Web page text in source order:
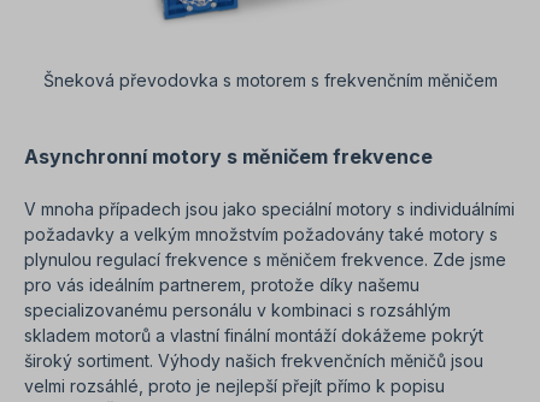
Šneková převodovka s motorem s frekvenčním měničem
Asynchronní motory s měničem frekvence
V mnoha případech jsou jako speciální motory s individuálními
požadavky a velkým množstvím požadovány také motory s
plynulou regulací frekvence s měničem frekvence. Zde jsme
pro vás ideálním partnerem, protože díky našemu
specializovanému personálu v kombinaci s rozsáhlým
skladem motorů a vlastní finální montáží dokážeme pokrýt
široký sortiment. Výhody našich frekvenčních měničů jsou
velmi rozsáhlé, proto je nejlepší přejít přímo k popisu